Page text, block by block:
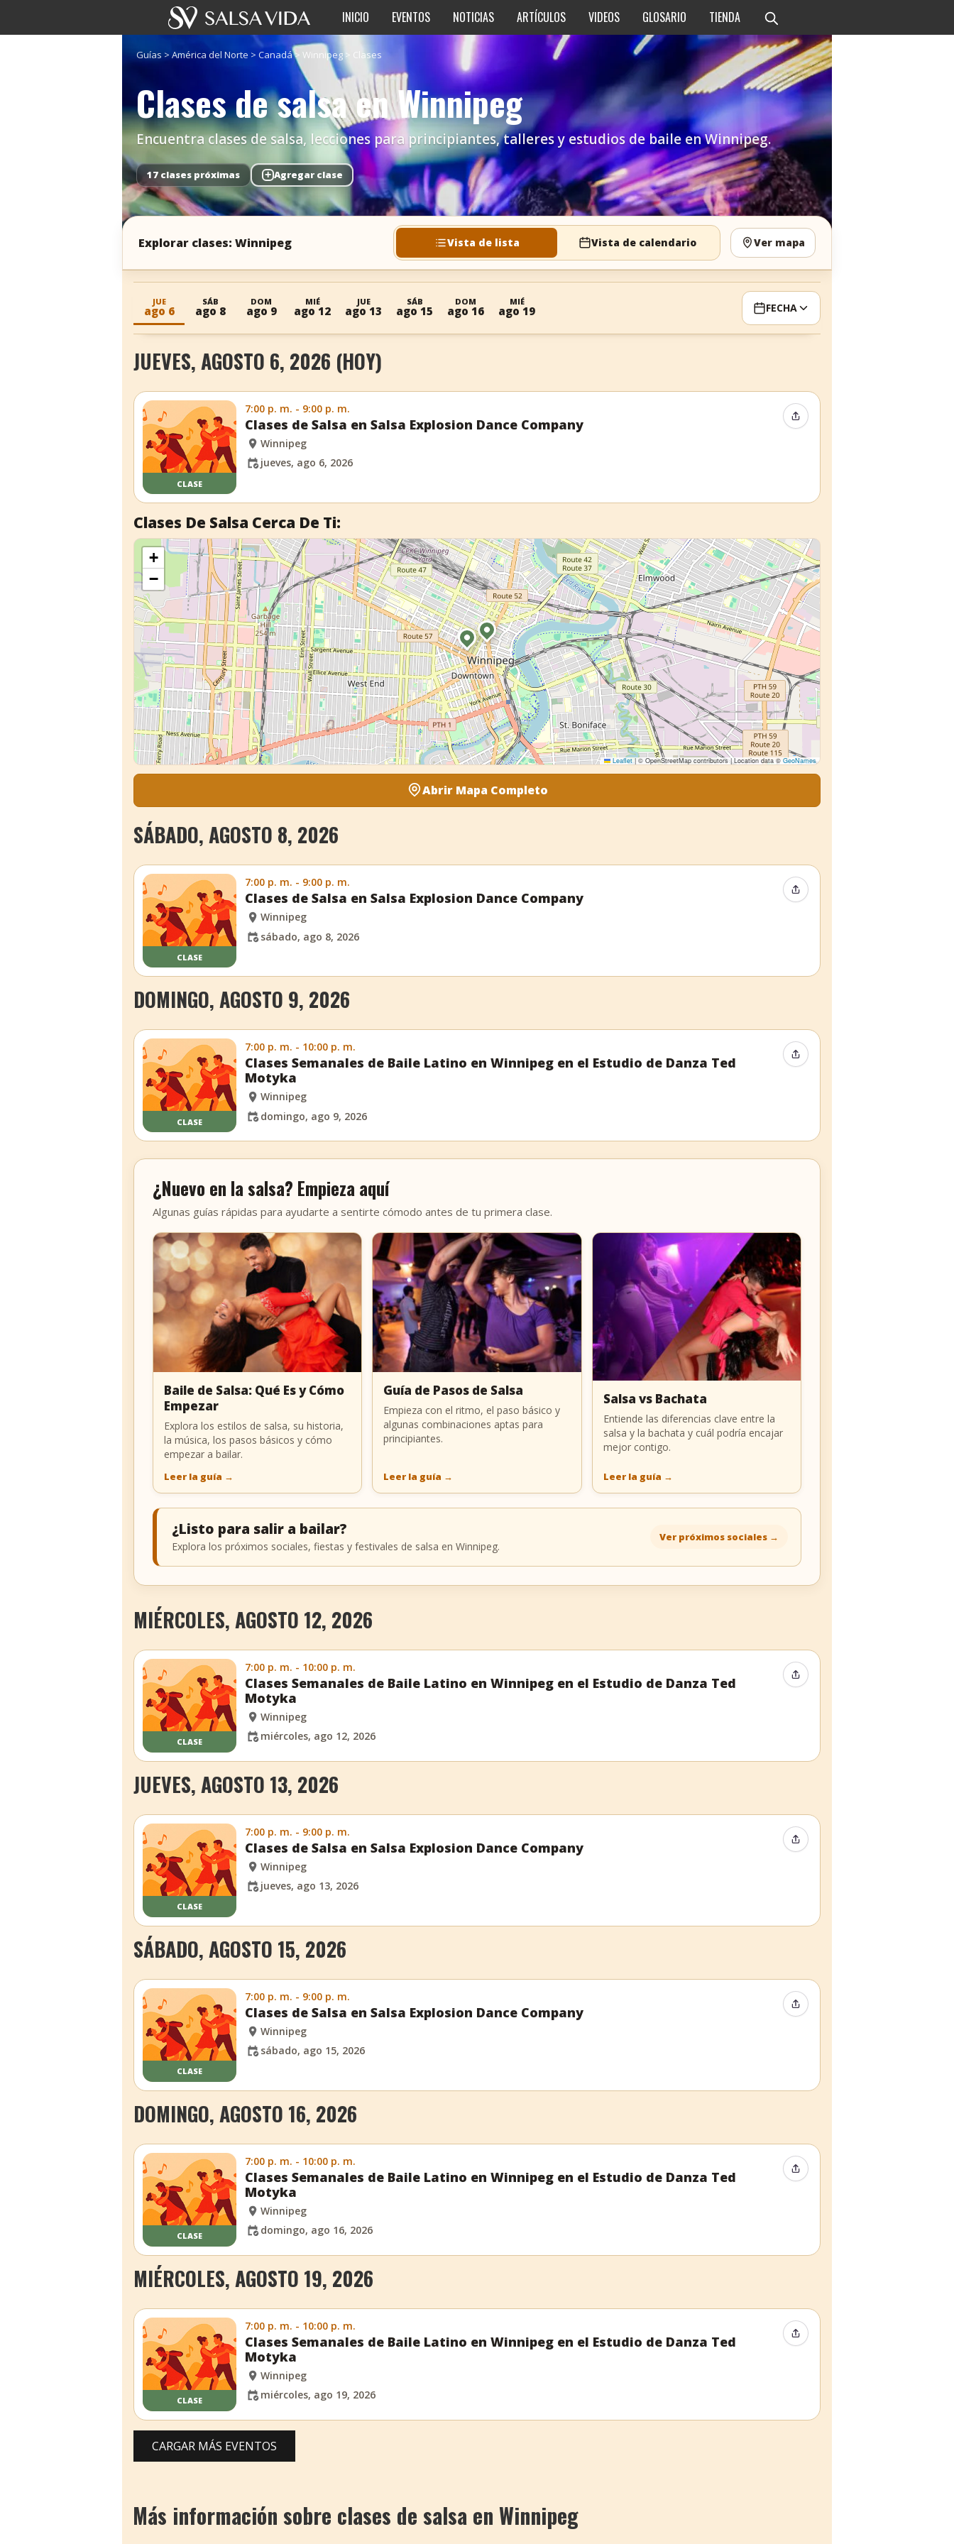
INICIO EVENTOS NOTICIAS ARTÍCULOS VIDEOS GLOSARIO TIENDA
Guías >América del Norte > Canadá> Winnipeg> Clases
Clases de salsa en Winnipeg
Encuentra clases de salsa, lecciones para principiantes, talleres y estudios de baile en Winnipeg.
17 clases próximas + Agregar clase
Explorar clases: Winnipeg Vista de lista Vista de calendario Ver mapa
JUE
ago 6
SÁB
ago 8
DOM
ago 9
MIÉ
ago 12
JUE
ago 13
SÁB
ago 15
DOM
ago 16
MIÉ
ago 19 FECHA
JUEVES, AGOSTO 6, 2026 (HOY)
CLASE
7:00 p. m. - 9:00 p. m.
Clases de Salsa en Salsa Explosion Dance Company
Winnipeg
jueves, ago 6, 2026
Compartir evento
Clases De Salsa Cerca De Ti:
+
−
Leaflet |© OpenStreetMap contributors | Location data ©GeoNames
Abrir Mapa Completo
SÁBADO, AGOSTO 8, 2026
CLASE
7:00 p. m. - 9:00 p. m.
Clases de Salsa en Salsa Explosion Dance Company
Winnipeg
sábado, ago 8, 2026
Compartir evento
DOMINGO, AGOSTO 9, 2026
CLASE
7:00 p. m. - 10:00 p. m.
Clases Semanales de Baile Latino en Winnipeg en el Estudio de Danza Ted
Motyka
Winnipeg
domingo, ago 9, 2026
Compartir evento
¿Nuevo en la salsa? Empieza aquí
Algunas guías rápidas para ayudarte a sentirte cómodo antes de tu primera clase.
Baile de Salsa: Qué Es y Cómo
Empezar
Explora los estilos de salsa, su historia,
la música, los pasos básicos y cómo
empezar a bailar.
Leer la guía →
Guía de Pasos de Salsa
Empieza con el ritmo, el paso básico y
algunas combinaciones aptas para
principiantes.
Leer la guía →
Salsa vs Bachata
Entiende las diferencias clave entre la
salsa y la bachata y cuál podría encajar
mejor contigo.
Leer la guía →
¿Listo para salir a bailar?
Explora los próximos sociales, fiestas y festivales de salsa en Winnipeg.
Ver próximos sociales →
MIÉRCOLES, AGOSTO 12, 2026
CLASE
7:00 p. m. - 10:00 p. m.
Clases Semanales de Baile Latino en Winnipeg en el Estudio de Danza Ted
Motyka
Winnipeg
miércoles, ago 12, 2026
Compartir evento
JUEVES, AGOSTO 13, 2026
CLASE
7:00 p. m. - 9:00 p. m.
Clases de Salsa en Salsa Explosion Dance Company
Winnipeg
jueves, ago 13, 2026
Compartir evento
SÁBADO, AGOSTO 15, 2026
CLASE
7:00 p. m. - 9:00 p. m.
Clases de Salsa en Salsa Explosion Dance Company
Winnipeg
sábado, ago 15, 2026
Compartir evento
DOMINGO, AGOSTO 16, 2026
CLASE
7:00 p. m. - 10:00 p. m.
Clases Semanales de Baile Latino en Winnipeg en el Estudio de Danza Ted
Motyka
Winnipeg
domingo, ago 16, 2026
Compartir evento
MIÉRCOLES, AGOSTO 19, 2026
CLASE
7:00 p. m. - 10:00 p. m.
Clases Semanales de Baile Latino en Winnipeg en el Estudio de Danza Ted
Motyka
Winnipeg
miércoles, ago 19, 2026
Compartir evento
CARGAR MÁS EVENTOS
Más información sobre clases de salsa en Winnipeg